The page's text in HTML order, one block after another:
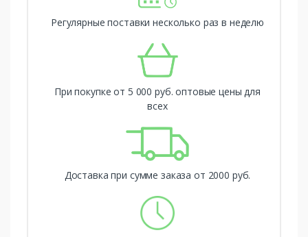
Регулярные поставки несколько раз в неделю
При покупке от 5 000 руб. оптовые цены для
всех
Доставка при сумме заказа от 2000 руб.